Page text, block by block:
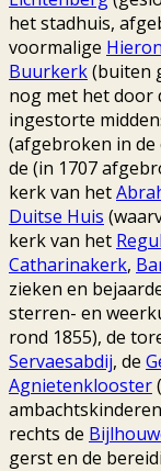
het stadhuis,
voormalige
Buurkerk(buiten
nog met het door
ingestorte
(afgebroken in de
de (in 1707
kerk van het
Duitse Huis
kerk van het
Catharinakerk,
zieken en
sterren- en
rond 1855), de
Servaesabdij, de
Agnietenklooster
rechts de
gerst en de